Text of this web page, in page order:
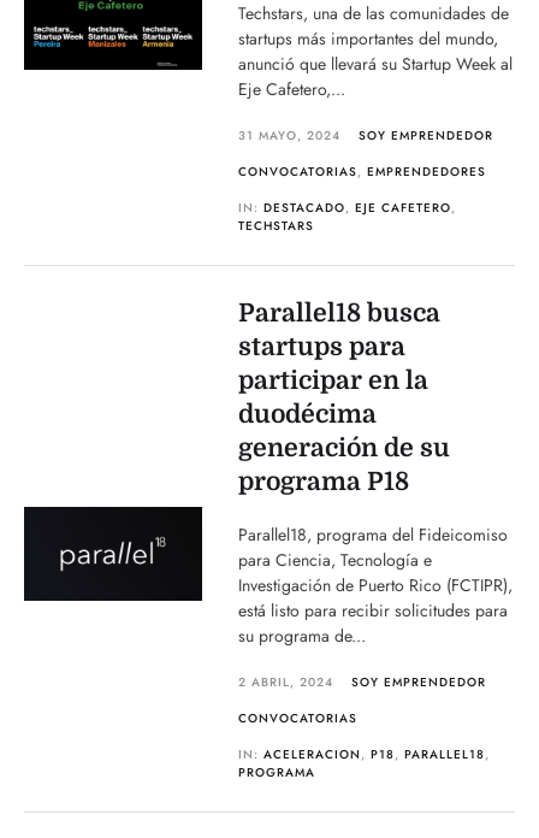
Techstars, una de las comunidades de
startups más importantes del mundo,
anunció que llevará su Startup Week al
Eje Cafetero,...
31 MAYO, 2024
SOY EMPRENDEDOR
CONVOCATORIAS,EMPRENDEDORES
IN:DESTACADO,EJE CAFETERO,
TECHSTARS
Parallel18 busca
startups para
participar en la
duodécima
generación de su
programa P18
Parallel18, programa del Fideicomiso
para Ciencia, Tecnología e
Investigación de Puerto Rico (FCTIPR),
está listo para recibir solicitudes para
su programa de...
2 ABRIL, 2024
SOY EMPRENDEDOR
CONVOCATORIAS
IN:ACELERACION ,P18,PARALLEL18,
PROGRAMA